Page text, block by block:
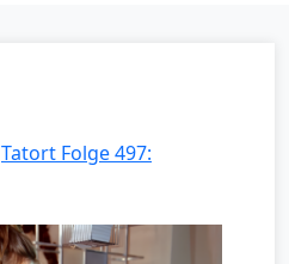
Tatort Folge 497: